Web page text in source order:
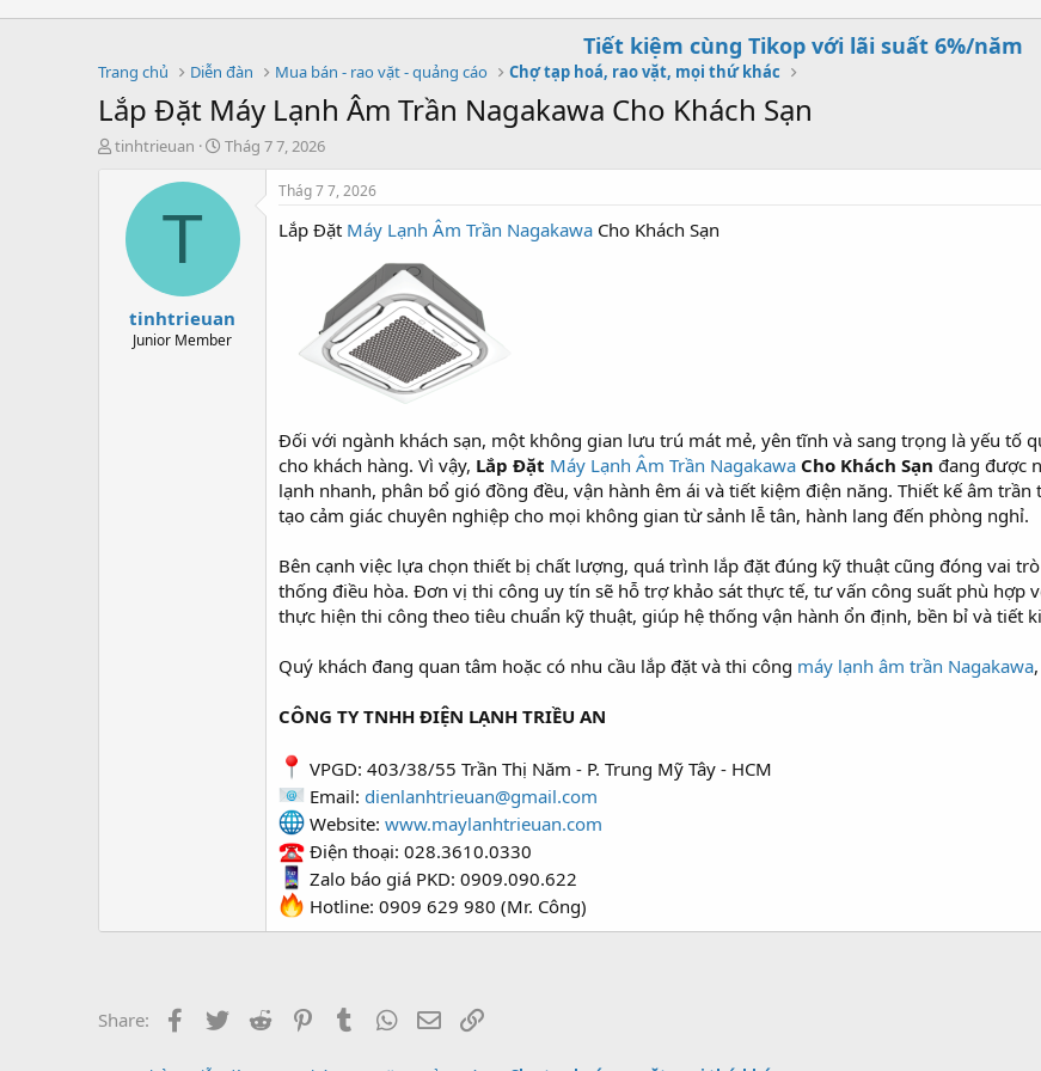
Tiết kiệm cùng Tikop với lãi suất 6%/năm
Trang chủ Diễn đàn Mua bán - rao vặt - quảng cáo Chợ tạp hoá, rao vặt, mọi thứ khác
Lắp Đặt Máy Lạnh Âm Trần Nagakawa Cho Khách Sạn
T
tinhtrieuan
S
r
a
e
Thág 7 7, 2026
T
tinhtrieuan
Junior Member
Thág 7 7, 2026
Lắp Đặt Máy Lạnh Âm Trần Nagakawa Cho Khách Sạn
Đối với ngành khách sạn, một không gian lưu trú mát mẻ, yên tĩnh và sang trọng là yếu tố
cho khách hàng. Vì vậy, Lắp Đặt Máy Lạnh Âm Trần Nagakawa Cho Khách Sạn đang được
lạnh nhanh, phân bổ gió đồng đều, vận hành êm ái và tiết kiệm điện năng. Thiết kế âm
tạo cảm giác chuyên nghiệp cho mọi không gian từ sảnh lễ tân, hành lang đến phòng nghỉ.
Bên cạnh việc lựa chọn thiết bị chất lượng, quá trình lắp đặt đúng kỹ thuật cũng đóng vai
thống điều hòa. Đơn vị thi công uy tín sẽ hỗ trợ khảo sát thực tế, tư vấn công suất phù
thực hiện thi công theo tiêu chuẩn kỹ thuật, giúp hệ thống vận hành ổn định, bền bỉ và tiết
Quý khách đang quan tâm hoặc có nhu cầu lắp đặt và thi công máy lạnh âm trần Nagakawa
CÔNG TY TNHH ĐIỆN LẠNH TRIỀU AN
VPGD: 403/38/55 Trần Thị Năm - P. Trung Mỹ Tây - HCM
Email: dienlanhtrieuan@gmail.com
Website: www.maylanhtrieuan.com
Điện thoại: 028.3610.0330
Zalo báo giá PKD: 0909.090.622
Hotline: 0909 629 980 (Mr. Công)
Share: Facebook
Twitter Reddit PinterestTumblrWhatsApp
Email